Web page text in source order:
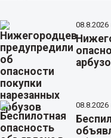
08.8.2026
08.8.2026